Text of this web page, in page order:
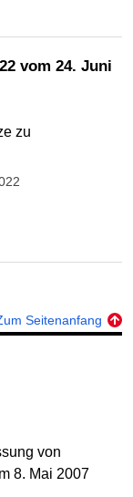
vom 24. Juni
zu
Seitenanfang
von
8. Mai 2007